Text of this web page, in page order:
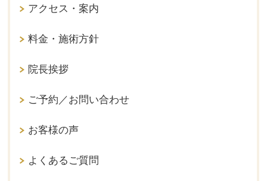
アクセス・案内
料金・施術方針
院長挨拶
ご予約／お問い合わせ
お客様の声
よくあるご質問